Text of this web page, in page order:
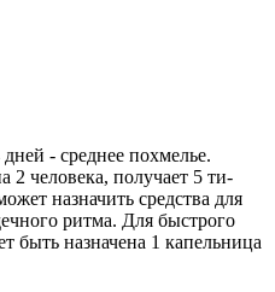
- среднее похмелье.
2 человека, получает 5 ти-
назначить средства для
ритма. Для быстрого
быть назначена 1 капельница